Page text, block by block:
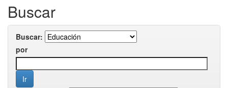
Buscar
Buscar:
por